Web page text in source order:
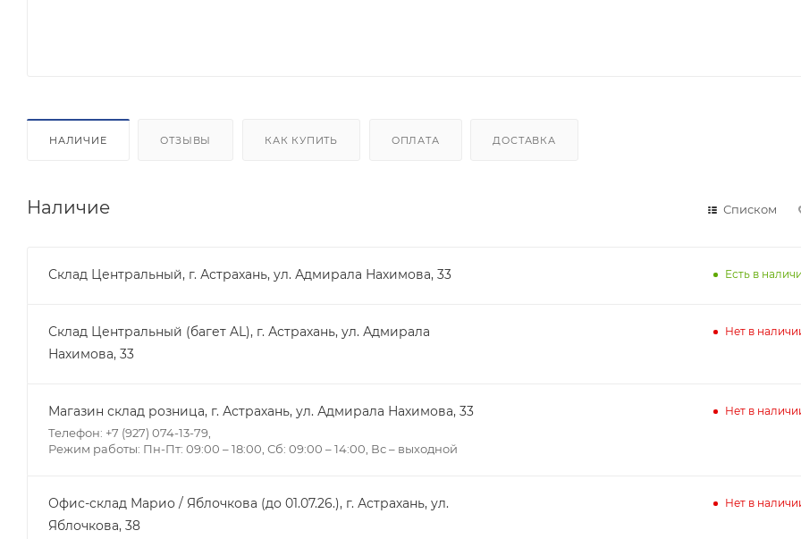
НАЛИЧИЕ ОТЗЫВЫ КАК КУПИТЬ ОПЛАТА ДОСТАВКА
Наличие Списком
Склад Центральный, г. Астрахань, ул. Адмирала Нахимова, 33 Есть в
Склад Центральный (багет AL), г. Астрахань, ул. Адмирала
Нахимова, 33
Нет в
Магазин склад розница, г. Астрахань, ул. Адмирала Нахимова, 33
Телефон: +7 (927) 074-13-79,
Режим работы: Пн-Пт: 09:00 – 18:00, Сб: 09:00 – 14:00, Вс – выходной
Нет в
Офис-склад Марио / Яблочкова (до 01.07.26.), г. Астрахань, ул.
Яблочкова, 38
Нет в